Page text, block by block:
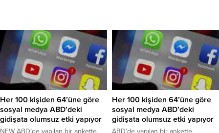
Her 100 kişiden 64’üne göre
sosyal medya ABD’deki
gidişata olumsuz etki yapıyor
Her 100 kişiden 64’üne göre
sosyal medya ABD’deki
gidişata olumsuz etki yapıyor